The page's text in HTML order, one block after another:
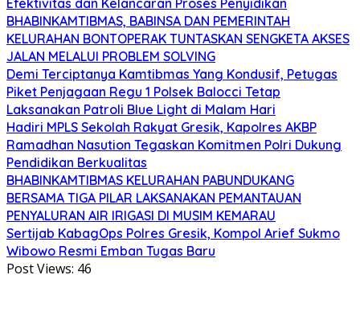
BHABINKAMTIBMAS, BABINSA DAN PEMERINTAH
KELURAHAN BONTOPERAK TUNTASKAN SENGKETA AKSES
JALAN MELALUI PROBLEM SOLVING
Demi Terciptanya Kamtibmas Yang Kondusif, Petugas
Piket Penjagaan Regu 1 Polsek Balocci Tetap
Laksanakan Patroli Blue Light di Malam Hari
Hadiri MPLS Sekolah Rakyat Gresik, Kapolres AKBP
Ramadhan Nasution Tegaskan Komitmen Polri Dukung
Pendidikan Berkualitas
BHABINKAMTIBMAS KELURAHAN PABUNDUKANG
BERSAMA TIGA PILAR LAKSANAKAN PEMANTAUAN
PENYALURAN AIR IRIGASI DI MUSIM KEMARAU
Sertijab KabagOps Polres Gresik, Kompol Arief Sukmo
Wibowo Resmi Emban Tugas Baru
Post Views: 46